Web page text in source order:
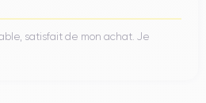
satisfait de mon achat. Je